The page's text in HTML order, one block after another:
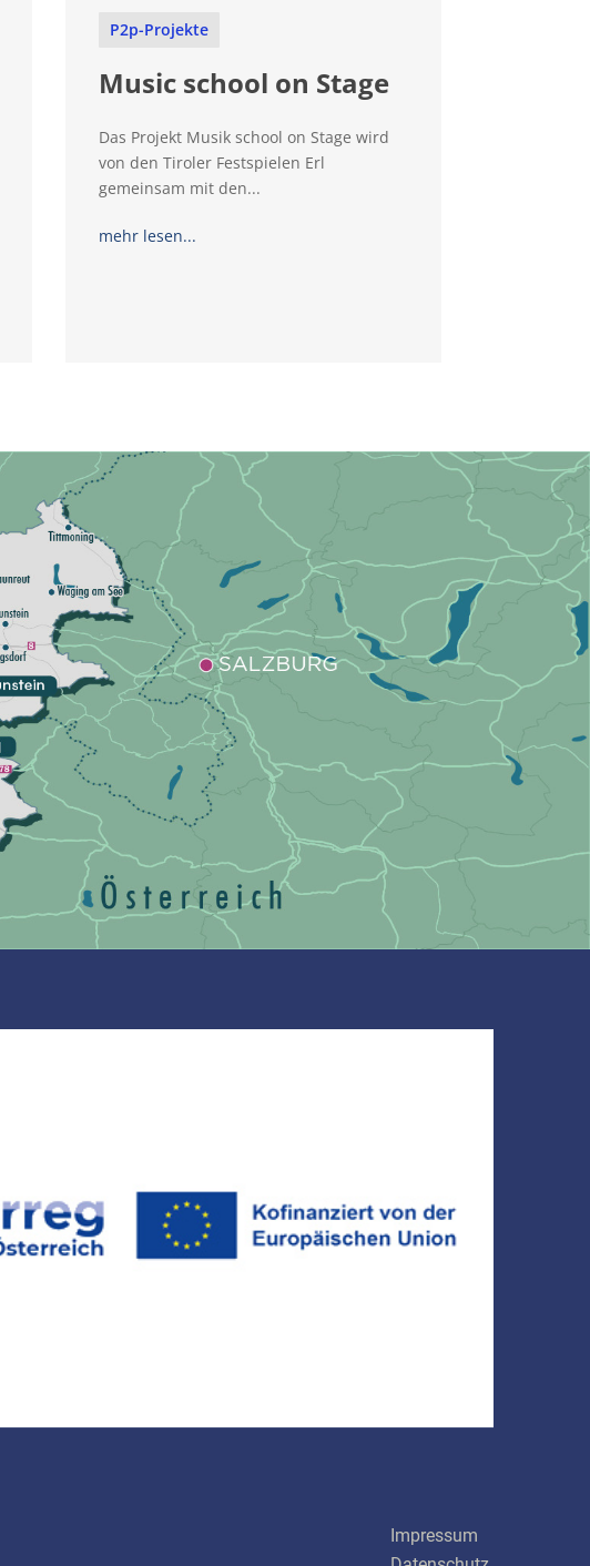
P2p-Projekte
Music school on Stage
Das Projekt Musik school on Stage wird
von den Tiroler Festspielen Erl
gemeinsam mit den...
mehr lesen...
Impressum